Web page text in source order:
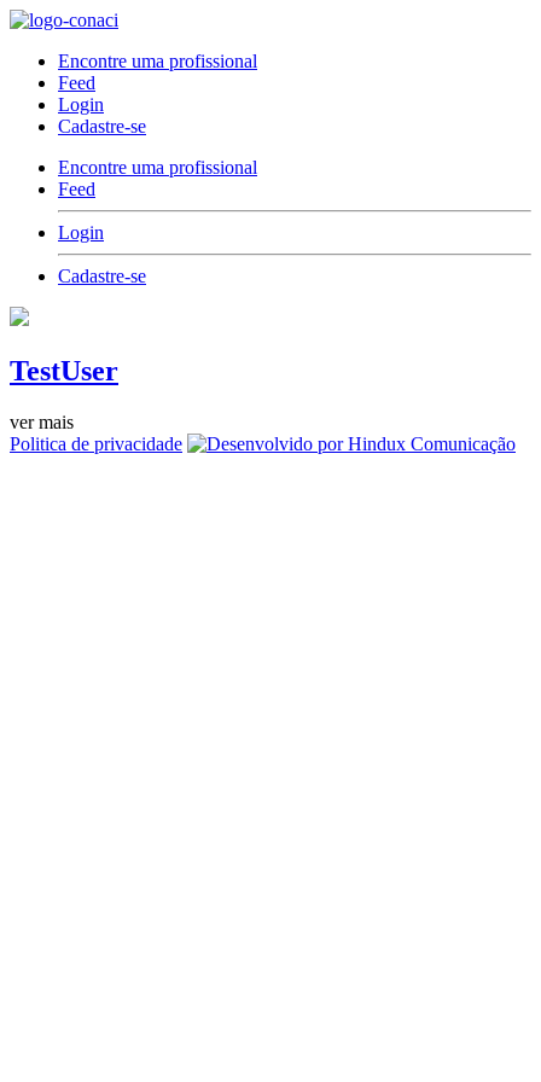
Encontre uma profissional
Feed
Login
Cadastre-se
Encontre uma profissional
Feed
Login
Cadastre-se
TestUser
ver mais
Politica de privacidade